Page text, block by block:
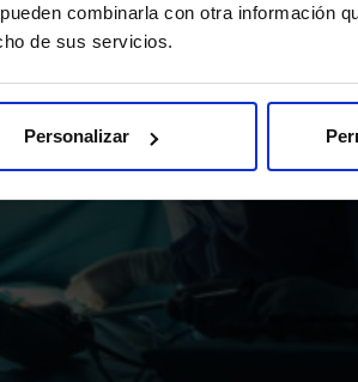
combinarla con otra información
de sus servicios.
Personalizar